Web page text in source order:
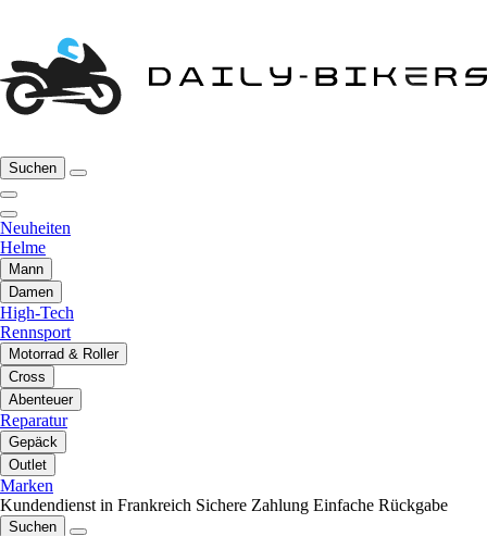
Suchen
Neuheiten
Helme
Mann
Damen
High-Tech
Rennsport
Motorrad & Roller
Cross
Abenteuer
Reparatur
Gepäck
Outlet
Marken
Kundendienst in Frankreich Sichere Zahlung Einfache Rückgabe
Suchen